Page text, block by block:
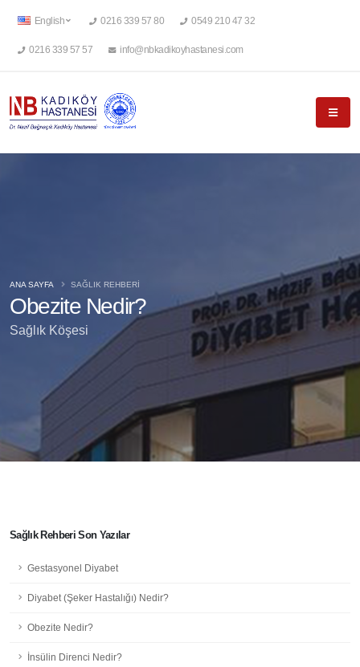
English 0216 339 57 80 0549 210 47 32
0216 339 57 57 info@nbkadikoyhastanesi.com
Obezite Nedir?
Sağlık Köşesi
ANA SAYFA SAĞLIK REHBERİ
Sağlık Rehberi Son Yazılar
Gestasyonel Diyabet
Diyabet (Şeker Hastalığı) Nedir?
Obezite Nedir?
İnsülin Direnci Nedir?